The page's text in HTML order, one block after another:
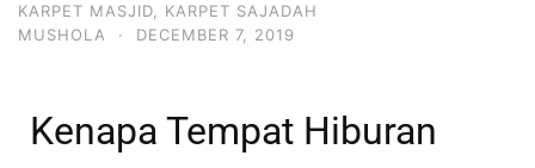
KARPET MASJID
KARPET SAJADAH
MUSHOLA
· DECEMBER 7, 2019
Kenapa Tempat Hiburan